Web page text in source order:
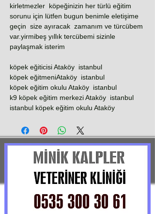
kirletmezler köpeğinizin her türlü eğitim
sorunu için lütfen bugun benimle eletişime
geçin size ayıracak zamanım ve türcübem
var.yirmibeş yıllık tercübemi sizinle
paylaşmak isterim
köpek eğiticisi Ataköy istanbul
köpek eğitmeniAtaköy istanbul
köpek eğitim okulu Ataköy istanbul
k9 köpek eğitim merkezi Ataköy istanbul
istanbul köpek eğitim okulu Ataköy